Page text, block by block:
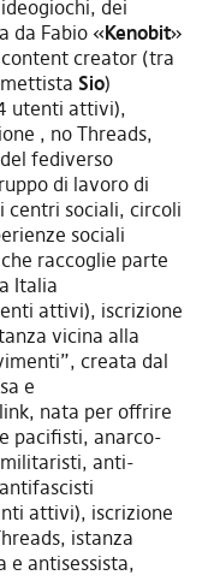
dei
da Fabio «Kenobit»
creator (tra
Sio)
utenti attivi),
, no Threads,
fediverso
di lavoro di
sociali, circoli
sociali
raccoglie parte
Italia
attivi), iscrizione
vicina alla
creata dal
e
nata per offrire
pacifisti, anarco-
anti-
attivi), iscrizione
istanza
e antisessista,